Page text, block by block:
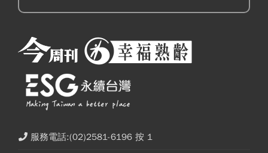
服務電話:(02)2581-6196 按 1